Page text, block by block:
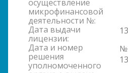
осуществление
микрофинансовой
деятельности №:
Дата выдачи
лицензии:
Дата и номер
решения
уполномоченного